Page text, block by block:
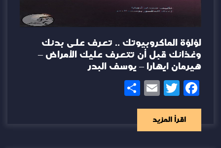
لؤلؤة الماكروبيوتك .. تعرف على بدنك
وغذائك قبل أن تتعرف عليك الأمراض –
هيرمان ايهارا – يوسف البدر
Facebook
Twitter
Email
اقرأ المزيد